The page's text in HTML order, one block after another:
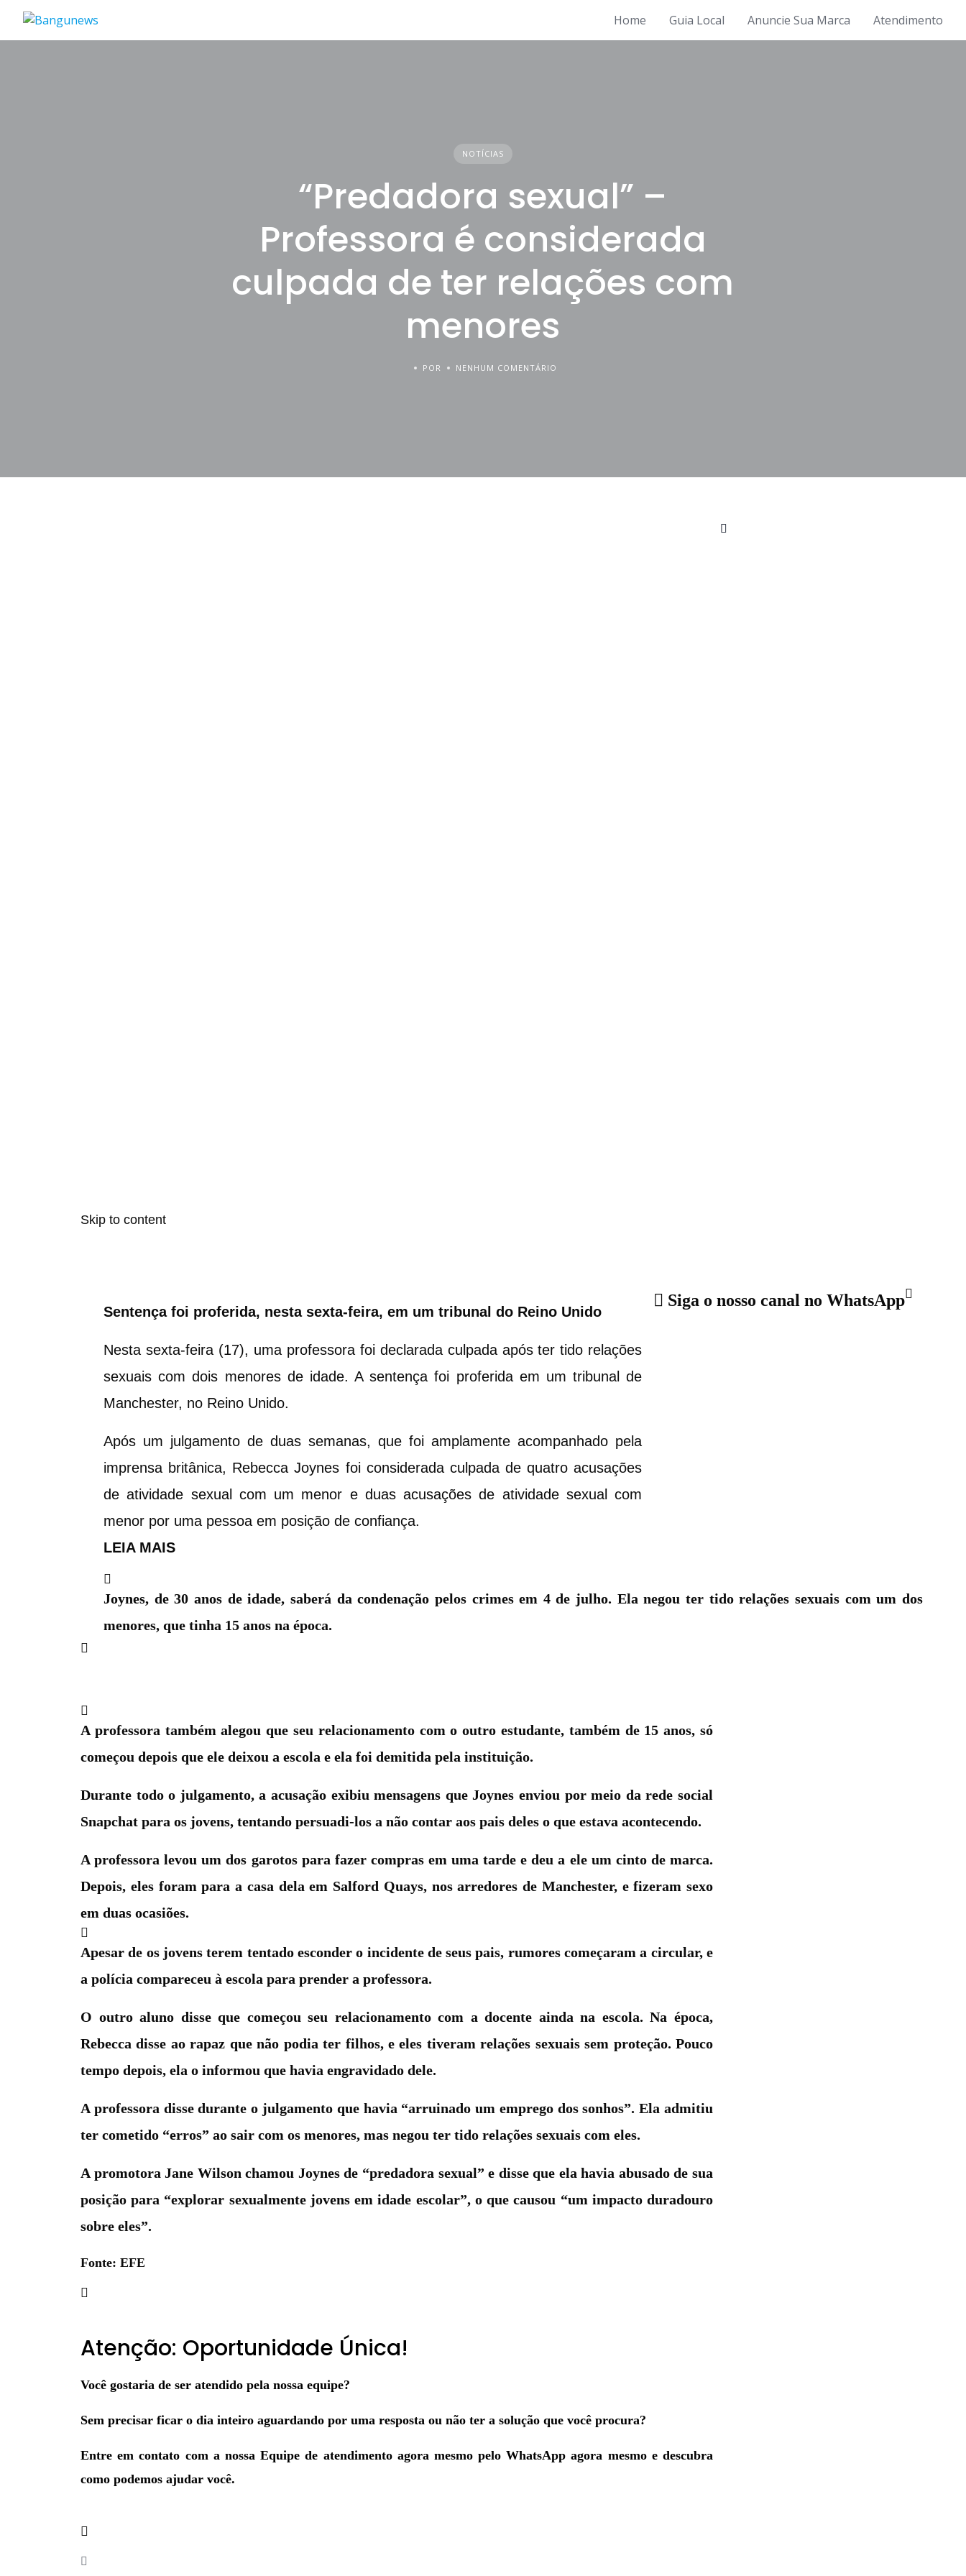
Home Guia Local Anuncie Sua Marca Atendimento
NOTÍCIAS
“Predadora sexual” –
Professora é considerada
culpada de ter relações com
menores
POR NENHUM COMENTÁRIO
Skip to content
Sentença foi proferida, nesta sexta-feira, em um tribunal do Reino Unido
Nesta sexta-feira (17), uma professora foi declarada culpada após ter tido relações
sexuais com dois menores de idade. A sentença foi proferida em um tribunal de
Manchester, no Reino Unido.
Após um julgamento de duas semanas, que foi amplamente acompanhado pela
imprensa britânica, Rebecca Joynes foi considerada culpada de quatro acusações
de atividade sexual com um menor e duas acusações de atividade sexual com
menor por uma pessoa em posição de confiança.
LEIA MAIS
Siga o nosso canal no WhatsApp
Joynes, de 30 anos de idade, saberá da condenação pelos crimes em 4 de julho. Ela negou ter tido relações sexuais com um dos
menores, que tinha 15 anos na época.
A professora também alegou que seu relacionamento com o outro estudante, também de 15 anos, só
começou depois que ele deixou a escola e ela foi demitida pela instituição.
Durante todo o julgamento, a acusação exibiu mensagens que Joynes enviou por meio da rede social
Snapchat para os jovens, tentando persuadi-los a não contar aos pais deles o que estava acontecendo.
A professora levou um dos garotos para fazer compras em uma tarde e deu a ele um cinto de marca.
Depois, eles foram para a casa dela em Salford Quays, nos arredores de Manchester, e fizeram sexo
em duas ocasiões.
Apesar de os jovens terem tentado esconder o incidente de seus pais, rumores começaram a circular, e
a polícia compareceu à escola para prender a professora.
O outro aluno disse que começou seu relacionamento com a docente ainda na escola. Na época,
Rebecca disse ao rapaz que não podia ter filhos, e eles tiveram relações sexuais sem proteção. Pouco
tempo depois, ela o informou que havia engravidado dele.
A professora disse durante o julgamento que havia “arruinado um emprego dos sonhos”. Ela admitiu
ter cometido “erros” ao sair com os menores, mas negou ter tido relações sexuais com eles.
A promotora Jane Wilson chamou Joynes de “predadora sexual” e disse que ela havia abusado de sua
posição para “explorar sexualmente jovens em idade escolar”, o que causou “um impacto duradouro
sobre eles”.
Fonte: EFE
Atenção: Oportunidade Única!
Você gostaria de ser atendido pela nossa equipe?
Sem precisar ficar o dia inteiro aguardando por uma resposta ou não ter a solução que você procura?
Entre em contato com a nossa Equipe de atendimento agora mesmo pelo WhatsApp agora mesmo e descubra
como podemos ajudar você.